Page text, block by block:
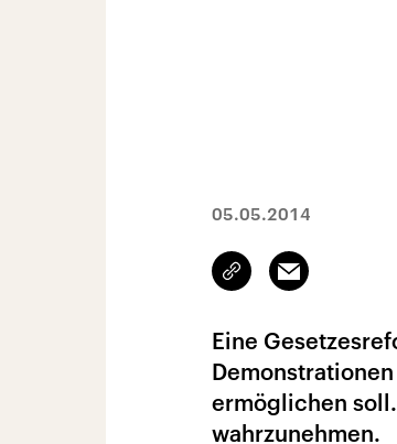
05.05.2014
Link
kopieren/teilen
Email
Eine
ermöglichen
wahrzunehmen.